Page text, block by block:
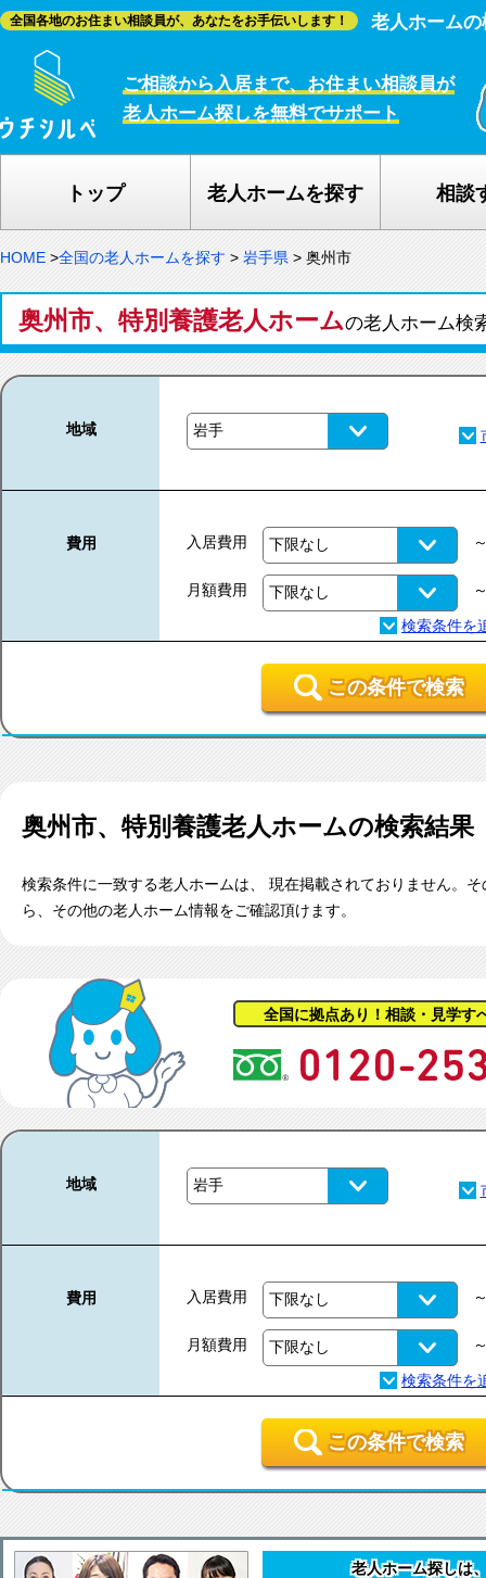
全国各地のお住まい相談員が、あなたをお手伝いします！ 老人ホーム
ご相談から入居まで、お住まい相談員が
老人ホーム探しを無料でサポート
トップ 老人ホームを探す 相談
HOME >全国の老人ホームを探す > 岩手県 > 奥州市
奥州市、特別養護老人ホームの老人ホーム検
地域
費用 入居費用
月額費用
この条件で検索
奥州市、特別養護老人ホームの検索結果
検索条件に一致する老人ホームは、 現在掲載されておりません。
ら、その他の老人ホーム情報をご確認頂けます。
全国に拠点あり！相談・見学す
地域
費用 入居費用
月額費用
この条件で検索
老人ホーム探しは